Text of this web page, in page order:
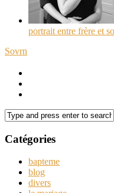
portrait entre frère et
Sovrn
Catégories
bapteme
blog
divers